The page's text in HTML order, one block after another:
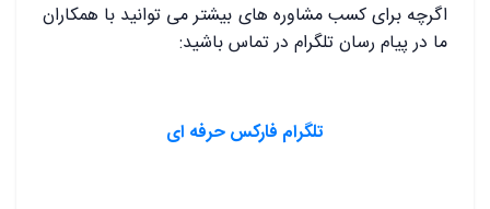
اگرچه برای کسب مشاوره های بیشتر می توانید با همکاران
ما در پیام رسان تلگرام در تماس باشید:
تلگرام فارکس حرفه ای